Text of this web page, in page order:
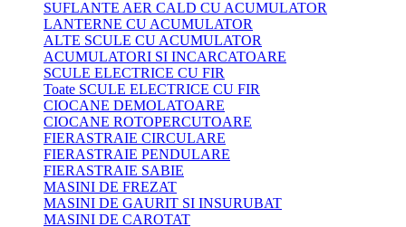
SUFLANTE AER CALD CU ACUMULATOR
LANTERNE CU ACUMULATOR
ALTE SCULE CU ACUMULATOR
ACUMULATORI SI INCARCATOARE
SCULE ELECTRICE CU FIR
Toate SCULE ELECTRICE CU FIR
CIOCANE DEMOLATOARE
CIOCANE ROTOPERCUTOARE
FIERASTRAIE CIRCULARE
FIERASTRAIE PENDULARE
FIERASTRAIE SABIE
MASINI DE FREZAT
MASINI DE GAURIT SI INSURUBAT
MASINI DE CAROTAT